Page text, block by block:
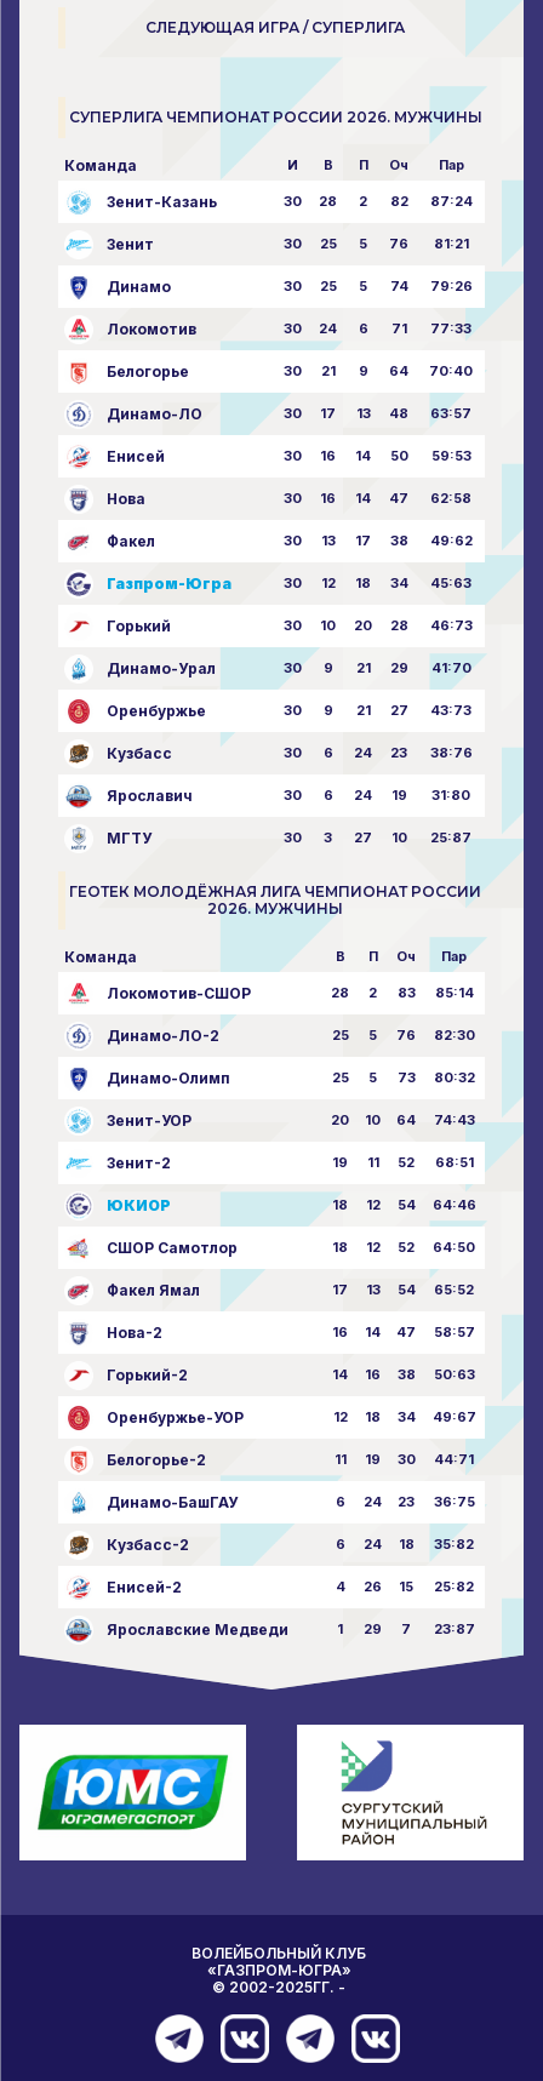
СЛЕДУЮЩАЯ ИГРА / СУПЕРЛИГА
СУПЕРЛИГА ЧЕМПИОНАТ РОССИИ 2026. МУЖЧИНЫ
Команда И В П Оч Пар
Зенит-Казань 30 28 2 82 87:24
Зенит 30 25 5 76 81:21
Динамо 30 25 5 74 79:26
Локомотив 30 24 6 71 77:33
Белогорье 30 21 9 64 70:40
Динамо-ЛО 30 17 13 48 63:57
Енисей 30 16 14 50 59:53
Нова 30 16 14 47 62:58
Факел 30 13 17 38 49:62
Газпром-Югра 30 12 18 34 45:63
Горький 30 10 20 28 46:73
Динамо-Урал 30 9 21 29 41:70
Оренбуржье 30 9 21 27 43:73
Кузбасс 30 6 24 23 38:76
Ярославич 30 6 24 19 31:80
МГТУ 30 3 27 10 25:87
ГЕОТЕК МОЛОДЁЖНАЯ ЛИГА ЧЕМПИОНАТ РОССИИ
2026. МУЖЧИНЫ
Команда В П Оч Пар
Локомотив-СШОР 28 2 83 85:14
Динамо-ЛО-2 25 5 76 82:30
Динамо-Олимп 25 5 73 80:32
Зенит-УОР 20 10 64 74:43
Зенит-2 19 11 52 68:51
ЮКИОР 18 12 54 64:46
СШОР Самотлор 18 12 52 64:50
Факел Ямал 17 13 54 65:52
Нова-2 16 14 47 58:57
Горький-2 14 16 38 50:63
Оренбуржье-УОР 12 18 34 49:67
Белогорье-2 11 19 30 44:71
Динамо-БашГАУ 6 24 23 36:75
Кузбасс-2 6 24 18 35:82
Енисей-2 4 26 15 25:82
Ярославские Медведи 1 29 7 23:87
ВОЛЕЙБОЛЬНЫЙ КЛУБ
«ГАЗПРОМ-ЮГРА»
© 2002-2025ГГ. -